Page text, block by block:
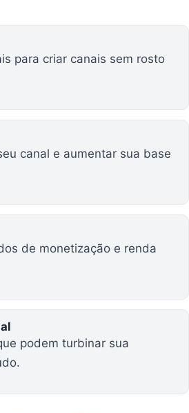
para criar canais sem rosto
canal e aumentar sua base
de monetização e renda
podem turbinar sua